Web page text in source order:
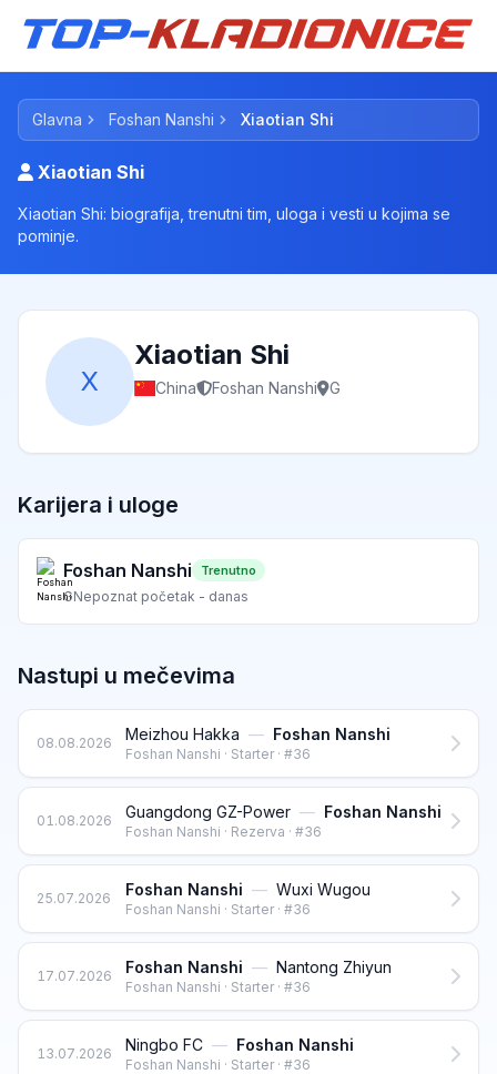
Glavna Foshan Nanshi Xiaotian Shi
Xiaotian Shi
Xiaotian Shi: biografija, trenutni tim, uloga i vesti u kojima se
pominje.
X
Xiaotian Shi
China Foshan Nanshi G
Karijera i uloge
Foshan Nanshi Trenutno
GNepoznat početak - danas
Nastupi u mečevima
08.08.2026 Meizhou Hakka — Foshan Nanshi
Foshan Nanshi · Starter · #36
01.08.2026 Guangdong GZ-Power — Foshan Nanshi
Foshan Nanshi · Rezerva · #36
25.07.2026 Foshan Nanshi — Wuxi Wugou
Foshan Nanshi · Starter · #36
17.07.2026 Foshan Nanshi — Nantong Zhiyun
Foshan Nanshi · Starter · #36
13.07.2026 Ningbo FC — Foshan Nanshi
Foshan Nanshi · Starter · #36